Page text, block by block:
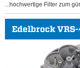
...hochwertige Filter zum
Edelbrock